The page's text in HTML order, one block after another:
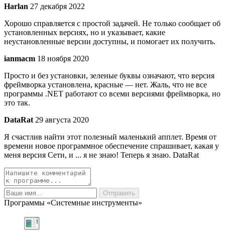
Harlan 27 декабря 2022
Хорошо справляется с простой задачей. Не только сообщает об
установленных версиях, но и указывает, какие
неустановленные версии доступны, и помогает их получить.
ianmacm 18 ноября 2020
Просто и без установки, зеленые буквы означают, что версия
фреймворка установлена, красные — нет. Жаль, что не все
программы .NET работают со всеми версиями фреймворка, но
это так.
DataRat 29 августа 2020
Я счастлив найти этот полезный маленький апплет. Время от
времени новое программное обеспечение спрашивает, какая у
меня версия Сети, и ... я не знаю! Теперь я знаю. DataRat
Программы «Системные инструменты»